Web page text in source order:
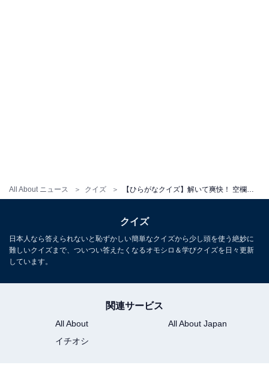
All About ニュース クイズ 【ひらがなクイズ】解いて爽快！ 空欄を埋めるひらがな2文字は？ ヒントは豊かな自然
クイズ
日本人なら答えられないと恥ずかしい簡単なクイズから少し頭を使う絶妙に
難しいクイズまで、ついつい答えたくなるオモシロ＆学びクイズを日々更新
しています。
関連サービス
All About
All About Japan
イチオシ